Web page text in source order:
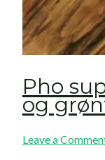
Pho
og
Leave a